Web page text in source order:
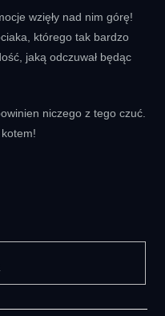
wzięły nad nim górę!
którego tak bardzo
jaką odczuwał będąc
niczego z tego czuć.